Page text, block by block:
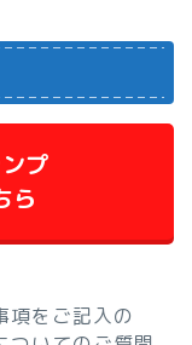
プ
ら
項をご記入の